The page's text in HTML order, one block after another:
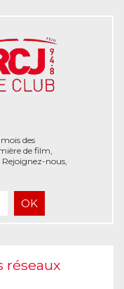
des
de film,
nous,
réseaux